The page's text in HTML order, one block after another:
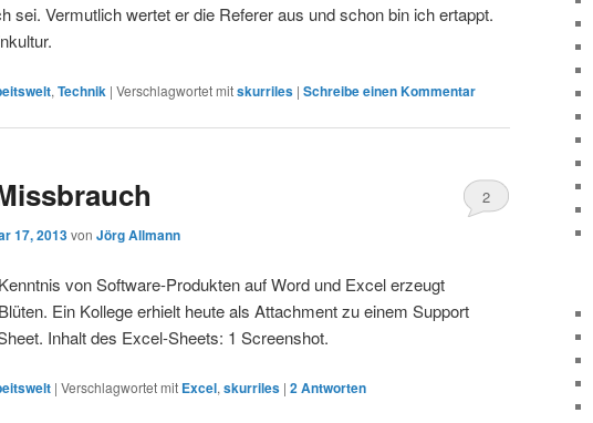
sei. Vermutlich wertet er die Referer aus und schon bin ich ertappt.
, Technik | Verschlagwortet mitskurriles | Schreibe einen Kommentar
17, 2013von Jörg Allmann
2
von Software-Produkten auf Word und Excel erzeugt
Ein Kollege erhielt heute als Attachment zu einem Support
Inhalt des Excel-Sheets: 1 Screenshot.
| Verschlagwortet mit Excel, skurriles | 2Antworten